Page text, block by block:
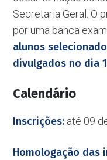
Secretaria Geral. O
por uma banca
alunos
divulgados no dia
Calendário
Inscrições: até 09
Homologação das